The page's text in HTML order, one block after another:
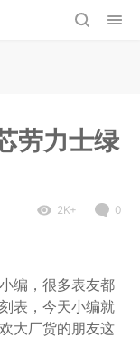
劳力士绿
2K+ 0
编，很多表友都
表，今天小编就
大厂货的朋友这